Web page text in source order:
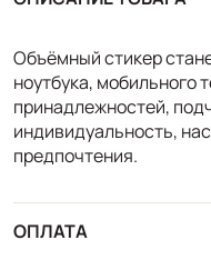
Объёмный стикер
ноутбука, мобильного
принадлежностей,
индивидуальность,
предпочтения.
ОПЛАТА